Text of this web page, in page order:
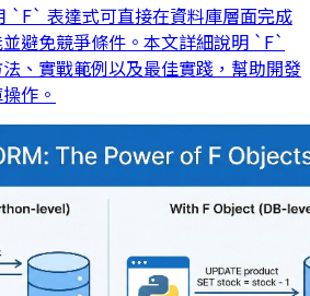
`F` 表達式可直接在資料庫層面完成
避免競爭條件。本文詳細說明 `F`
、實戰範例以及最佳實踐，幫助開發
作。